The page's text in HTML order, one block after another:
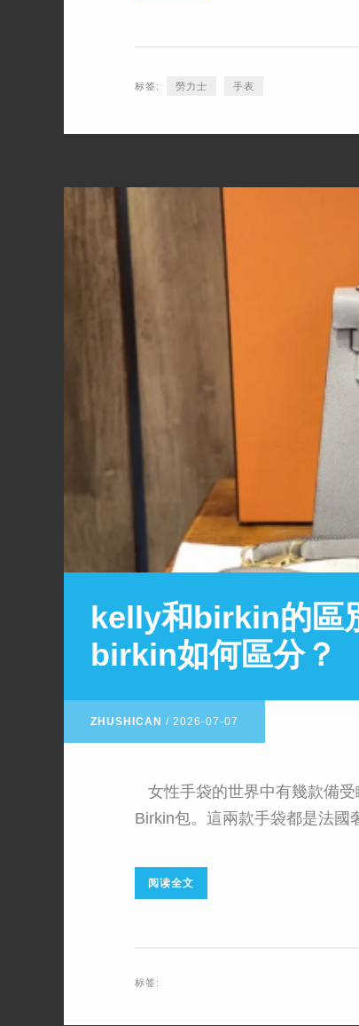
标签: ​勞力士 手表
​kelly和birkin的區
birkin如何區分？
ZHUSHICAN / 2026-07-07
女性手袋的世界中有幾款備
Birkin包。這兩款手袋都是法國
阅读全文
标签: